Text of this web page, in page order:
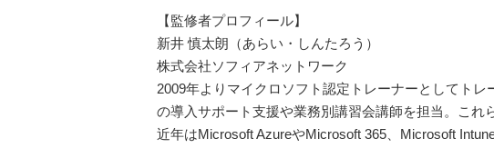
【監修者プロフィール】
新井 慎太朗（あらい・しんたろう）
株式会社ソフィアネットワーク
2009年よりマイクロソフト認定トレーナーとしてト
の導入サポート支援や業務別講習会講師を担当。これ
近年はMicrosoft AzureやMicrosoft 365、Microsoft